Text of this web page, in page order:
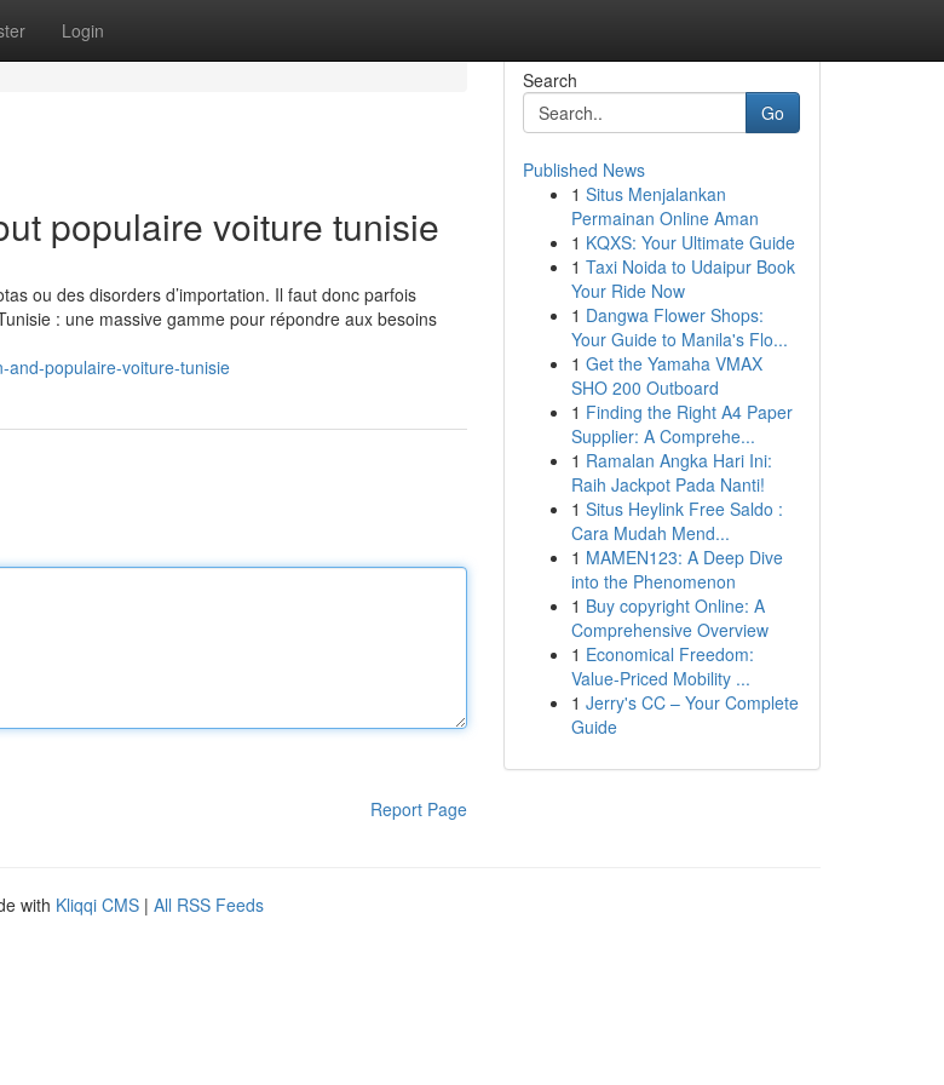
Login
populaire voiture tunisie
ou des disorders d’importation. Il faut donc parfois
: une massive gamme pour répondre aux besoins
and-populaire-voiture-tunisie
Report Page
Search
Go
Published News
1 Situs Menjalankan
Permainan Online Aman
1 KQXS: Your Ultimate Guide
1 Taxi Noida to Udaipur Book
Your Ride Now
1 Dangwa Flower Shops:
Your Guide to Manila's Flo...
1 Get the Yamaha VMAX
SHO 200 Outboard
1 Finding the Right A4 Paper
Supplier: A Comprehe...
1 Ramalan Angka Hari Ini:
Raih Jackpot Pada Nanti!
1 Situs Heylink Free Saldo :
Cara Mudah Mend...
1 MAMEN123: A Deep Dive
into the Phenomenon
1 Buy copyright Online: A
Comprehensive Overview
1 Economical Freedom:
Value-Priced Mobility ...
1 Jerry's CC – Your Complete
Guide
with Kliqqi CMS | All RSS Feeds